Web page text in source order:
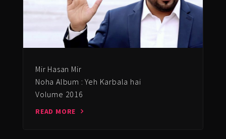
Mir Hasan Mir
Noha Album : Yeh Karbala hai
Volume 2016
READ MORE